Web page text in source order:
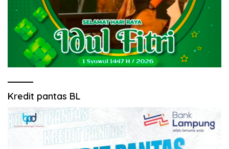
Kredit pantas BL